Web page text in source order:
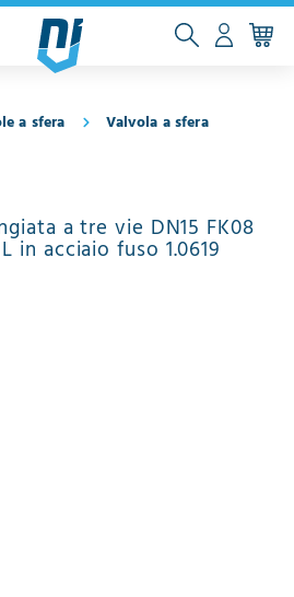
a sfera
Valvola a sfera
a tre vie DN15 FK08
in acciaio fuso 1.0619